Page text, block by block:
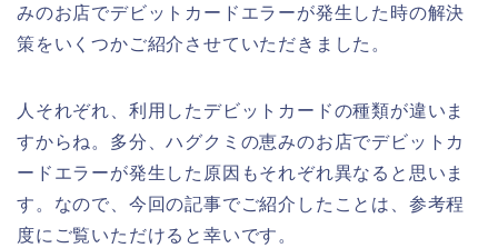
みのお店でデビットカードエラーが発生した時の解決
策をいくつかご紹介させていただきました。
人それぞれ、利用したデビットカードの種類が違いま
すからね。多分、ハグクミの恵みのお店でデビットカ
ードエラーが発生した原因もそれぞれ異なると思いま
す。なので、今回の記事でご紹介したことは、参考程
度にご覧いただけると幸いです。